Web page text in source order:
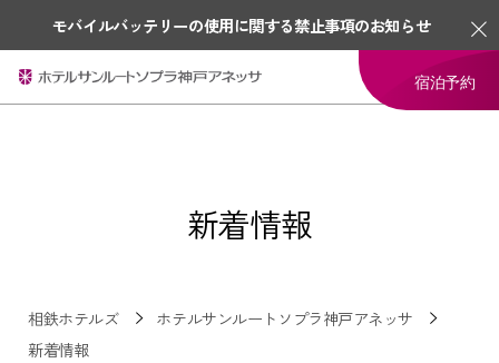
モバイルバッテリーの使用に関する禁止事項のお知らせ
宿泊予約
新着情報
相鉄ホテルズ
ホテルサンルートソプラ神戸アネッサ
新着情報